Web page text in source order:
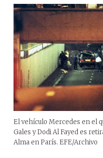
El vehículo Mercedes en el
Gales y Dodi Al Fayed es
Alma en París. EFE/Archivo